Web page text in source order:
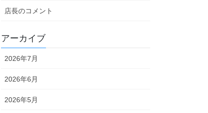
店長のコメント
アーカイブ
2026年7月
2026年6月
2026年5月